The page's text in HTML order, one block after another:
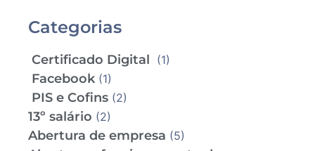
Categorias
Certificado Digital (1)
Facebook(1)
PIS e Cofins (2)
13º salário (2)
Abertura de empresa (5)